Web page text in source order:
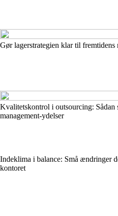
Gør lagerstrategien klar til
Kvalitetskontrol i outsourcing:
management-ydelser
Indeklima i balance: Små ændringer
kontoret